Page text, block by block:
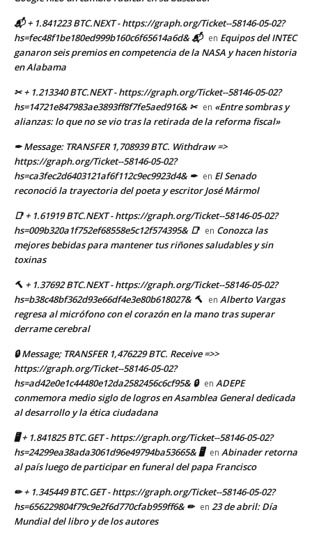
📬 + 1.841223 BTC.NEXT - https://graph.org/Ticket--58146-05-02?
hs=fec48f1be180ed999b160c6f65614a6d& 📬 en Equipos del INTEC
ganaron seis premios en competencia de la NASA y hacen historia
en Alabama
✂ + 1.213340 BTC.NEXT - https://graph.org/Ticket--58146-05-02?
hs=14721e847983ae3893ff8f7fe5aed916& ✂ en «Entre sombras y
alianzas: lo que no se vio tras la retirada de la reforma fiscal»
✒ Message: TRANSFER 1,708939 BTC. Withdraw =>
https://graph.org/Ticket--58146-05-02?
hs=ca3fec2d6403121af6f112c9ec9923d4& ✒ en El Senado
reconoció la trayectoria del poeta y escritor José Mármol
📑 + 1.61919 BTC.NEXT - https://graph.org/Ticket--58146-05-02?
hs=009b320a1f752ef68558e5c12f574395& 📑 en Conozca las
mejores bebidas para mantener tus riñones saludables y sin
toxinas
🔨 + 1.37692 BTC.NEXT - https://graph.org/Ticket--58146-05-02?
hs=b38c48bf362d93e66df4e3e80b618027& 🔨 en Alberto Vargas
regresa al micrófono con el corazón en la mano tras superar
derrame cerebral
🔒 Message; TRANSFER 1,476229 BTC. Receive =>>
https://graph.org/Ticket--58146-05-02?
hs=ad42e0e1c44480e12da2582456c6cf95& 🔒 en ADEPE
conmemora medio siglo de logros en Asamblea General dedicada
al desarrollo y la ética ciudadana
🖥 + 1.841825 BTC.GET - https://graph.org/Ticket--58146-05-02?
hs=24299ea38ada3061d96e49794ba53665& 🖥 en Abinader retorna
al país luego de participar en funeral del papa Francisco
✏ + 1.345449 BTC.GET - https://graph.org/Ticket--58146-05-02?
hs=656229804f79c9e2f6d770cfab959ff6& ✏ en 23 de abril: Día
Mundial del libro y de los autores